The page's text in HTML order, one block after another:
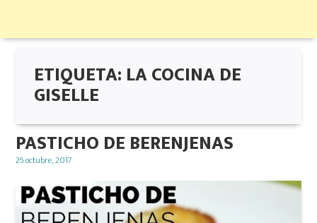
ETIQUETA: LA COCINA DE
GISELLE
PASTICHO DE BERENJENAS
Posted
26 octubre, 2017